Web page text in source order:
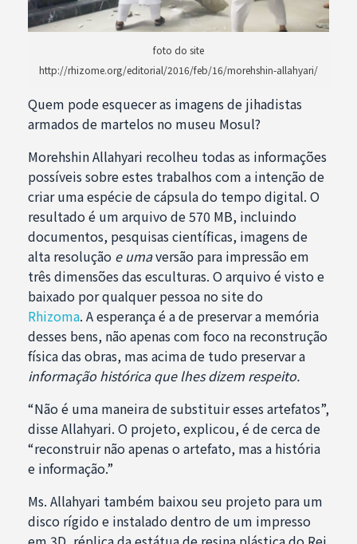
foto do site
http://rhizome.org/editorial/2016/feb/16/morehshin-allahyari/
Quem pode esquecer as imagens de jihadistas
armados de martelos no museu Mosul?
Morehshin Allahyari recolheu todas as informações
possíveis sobre estes trabalhos com a intenção de
criar uma espécie de cápsula do tempo digital. O
resultado é um arquivo de 570 MB, incluindo
documentos, pesquisas científicas, imagens de
alta resolução e umaversão para impressão em
três dimensões das esculturas. O arquivo é visto e
baixado por qualquer pessoa no site do
Rhizoma. A esperança é a de preservar a memória
desses bens, não apenas com foco na reconstrução
física das obras, mas acima de tudo preservar a
informação histórica que lhes dizem respeito.
“Não é uma maneira de substituir esses artefatos”,
disse Allahyari. O projeto, explicou, é de cerca de
“reconstruir não apenas o artefato, mas a história
e informação.”
Ms. Allahyari também baixou seu projeto para um
disco rígido e instalado dentro de um impresso